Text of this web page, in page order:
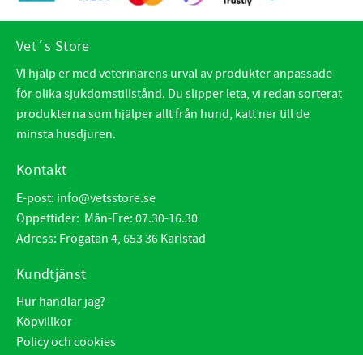
Vet´s Store
VI hjälp er med veterinärens urval av produkter anpassade
för olika sjukdomstillstånd. Du slipper leta, vi redan sorterat
produkterna som hjälper allt från hund, katt ner till de
minsta husdjuren.
Kontakt
E-post: info@vetsstore.se
Öppettider: Mån-Fre: 07.30-16.30
Adress: Frögatan 4, 653 36 Karlstad
Kundtjänst
Hur handlar jag?
Köpvillkor
Policy och cookies